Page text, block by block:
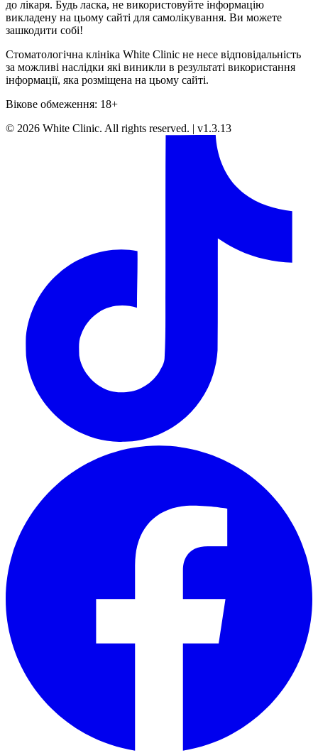
до лікаря. Будь ласка, не використовуйте інформацію
викладену на цьому сайті для самолікування. Ви можете
зашкодити собі!
Стоматологічна клініка White Clinic не несе відповідальність
за можливі наслідки які виникли в результаті використання
інформації, яка розміщена на цьому сайті.
Вікове обмеження: 18+
© 2026 White Clinic. All rights reserved. | v1.3.13